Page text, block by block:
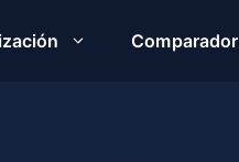
Comparador